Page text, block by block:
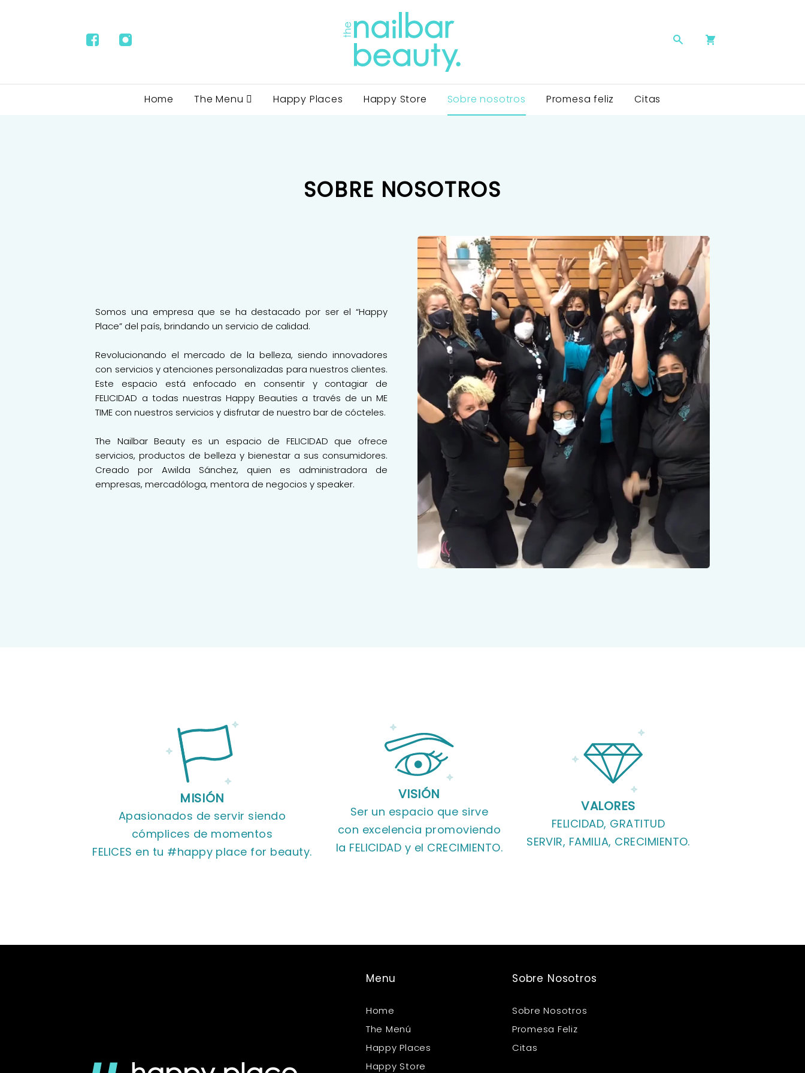
Home The Menu Happy Places Happy Store Sobre nosotros Promesa feliz Citas
SOBRE NOSOTROS
Somos una empresa que se ha destacado por ser el “Happy
Place” del país, brindando un servicio de calidad.
Revolucionando el mercado de la belleza, siendo innovadores
con servicios y atenciones personalizadas para nuestros clientes.
Este espacio está enfocado en consentir y contagiar de
FELICIDAD a todas nuestras Happy Beauties a través de un ME
TIME con nuestros servicios y disfrutar de nuestro bar de cócteles.
The Nailbar Beauty es un espacio de FELICIDAD que ofrece
servicios, productos de belleza y bienestar a sus consumidores.
Creado por Awilda Sánchez, quien es administradora de
empresas, mercadóloga, mentora de negocios y speaker.
MISIÓN
Apasionados de servir siendo
cómplices de momentos
FELICES en tu #happy place for beauty.
VISIÓN
Ser un espacio que sirve
con excelencia promoviendo
la FELICIDAD y el CRECIMIENTO.
VALORES
FELICIDAD, GRATITUD
SERVIR, FAMILIA, CRECIMIENTO.
Menu
Home
The Menú
Happy Places
Happy Store
Sobre Nosotros
Sobre Nosotros
Promesa Feliz
Citas